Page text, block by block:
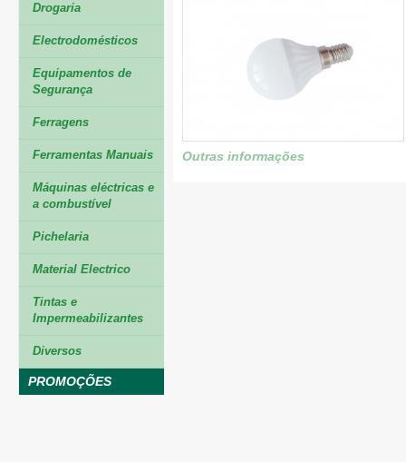
Drogaria
Electrodomésticos
Equipamentos de
Segurança
Ferragens
Ferramentas Manuais
Máquinas eléctricas e
a combustível
Pichelaria
Material Electrico
Tintas e
Impermeabilizantes
Diversos
PROMOÇÕES
Outras informações